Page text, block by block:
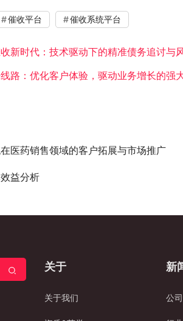
催收平台 催收系统平台
新时代：技术驱动下的精准债务追讨与
路：优化客户体验，驱动业务增长的强
医药销售领域的客户拓展与市场推广
益分析
关于
关于我们
新
公